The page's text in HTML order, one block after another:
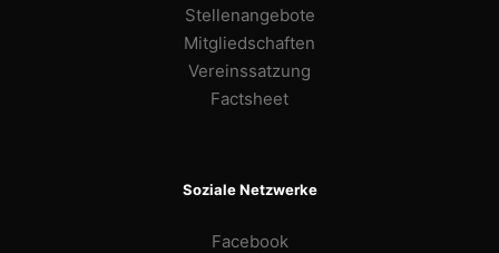
Stellenangebote
Mitgliedschaften
Vereinssatzung
Factsheet
Soziale Netzwerke
Facebook